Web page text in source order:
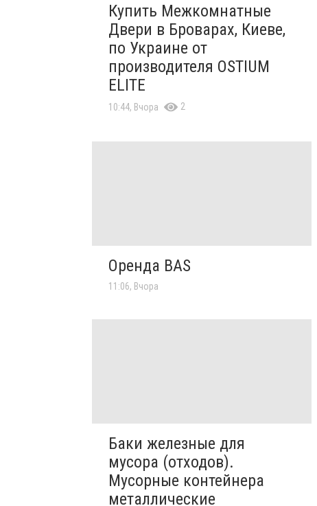
Купить Межкомнатные
Двери в Броварах, Киеве,
по Украине от
производителя OSTIUM
ELITE
10:44, Вчора 2
Оренда BAS
11:06, Вчора
Баки железные для
мусора (отходов).
Мусорные контейнера
металлические